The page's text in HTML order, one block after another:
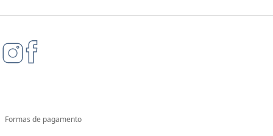
Formas de pagamento